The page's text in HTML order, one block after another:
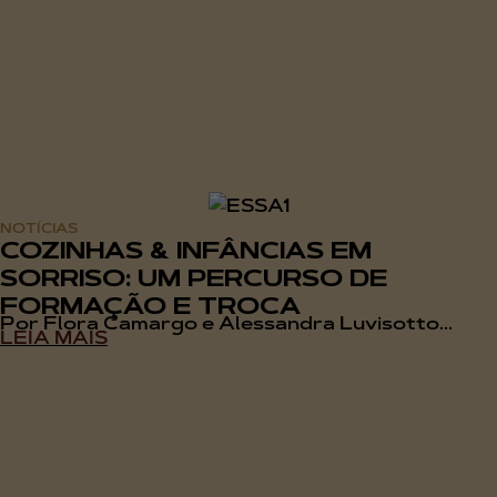
NOTÍCIAS
COZINHAS & INFÂNCIAS EM
SORRISO: UM PERCURSO DE
FORMAÇÃO E TROCA
Por Flora Camargo e Alessandra Luvisotto...
LEIA MAIS